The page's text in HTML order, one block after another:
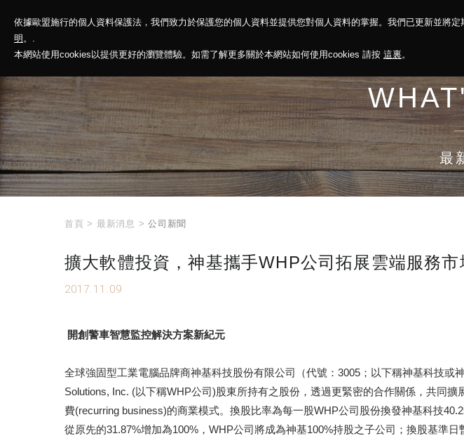
依據歐盟施行的個人資料保護法，我們致力於保護您的個人資料並提供您對個人資料的掌握。我們已更新並將定
明 。.
本網站使用cookies以提供更好的瀏覽體驗。如需了解更多關於本網站如何使用cookies 請按 這裏。
神基投控 解決方案 永續報告 投資
最
首頁 > 最新消息 > 公司新聞
擴大軟體投資，神基攜手WHP公司拓展雲端服務市
2017.11.09
開創警車智慧監控解決方案新紀元
全球強固型工業電腦品牌商神基科技股份有限公司（代號：3005；以下稱神基科技
Solutions, Inc. (以下稱WHP公司)股東所持有之股份，透過更緊密的合作關係，共同
費(recurring business)的商業模式。換股比率為每一股WHP公司股份換發神基科技
從原先的31.87%增加為100%，WHP公司將成為神基100%持股之子公司；換股基準日